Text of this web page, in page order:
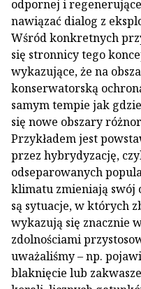
odpornej i
nawiązać dialog z
Wśród konkretnych
się stronnicy tego
wykazujące, że na
konserwatorską
samym tempie jak
się nowe obszary
Przykładem jest
przez hybrydyzację,
odseparowanych
klimatu zmieniają swój
są sytuacje, w których
wykazują się znacznie
zdolnościami
uważaliśmy – np.
blaknięcie lub